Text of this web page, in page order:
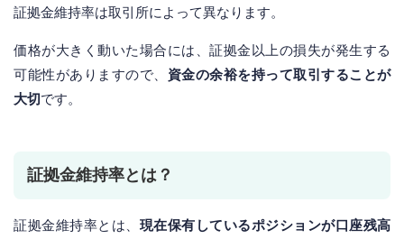
証拠金維持率は取引所によって異なります。
価格が大きく動いた場合には、証拠金以上の損失が発生する
可能性がありますので、 資金の余裕を持って取引することが
大切です。
証拠金維持率とは？
証拠金維持率とは、 現在保有しているポジションが口座残高